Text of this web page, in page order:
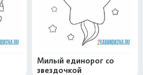
Милый единорог со
звездочкой